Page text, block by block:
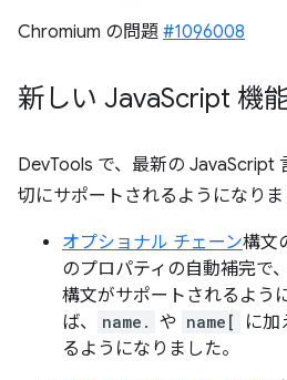
Chromium の問題 #1096008
新しい JavaScript 機
DevTools で、最新の JavaScript
切にサポートされるようになりま
オプショナル チェーン構文
のプロパティの自動補完で
構文がサポートされるよう
ば、
name. や name[ に加
るようになりました。